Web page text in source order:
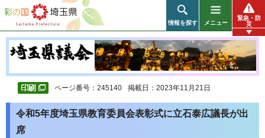
彩の国 埼玉県
情報を探す メニュー
緊急・防
災
ページ番号：245140 掲載日：2023年11月21日
令和5年度埼玉県教育委員会表彰式に立石泰広議長が出
席